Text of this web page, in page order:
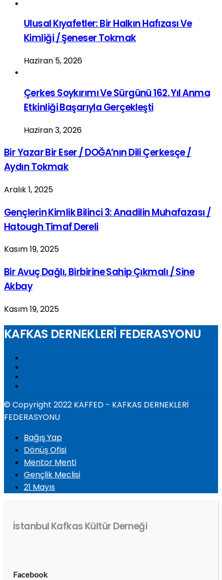
Ulusal Kıyafetler: Bir Halkın Hafızası Ve
Kimliği / Şeneser Tokmak
Haziran 5, 2026
Çerkes Soykırımı Ve Sürgünü 162. Yıl Anma
Etkinliği Başarıyla Gerçekleşti
Haziran 3, 2026
Bir Yazar Bir Eser / DOĞA’nın Dili Çerkesçe /
Aydın Tokmak
Aralık 1, 2025
Gençlerin Kimlik Bilinci 3: Anadilin Muhafazası /
Hatough Timaf Dereli
Kasım 19, 2025
Bir Avuç Dağlı, Birbirine Sahip Çıkmalı / Sine
Akbay
Kasım 19, 2025
KAFKAS DERNEKLERİ FEDERASYONU
© Copyright 2022 KAFFED - KAFKAS DERNEKLERİ
FEDERASYONU
Bağış Yap
Dönüş Ofisi
Mentor Menti
Gençlik Meclisi
21 Mayıs
İstanbul Kafkas Kültür Derneği
Facebook